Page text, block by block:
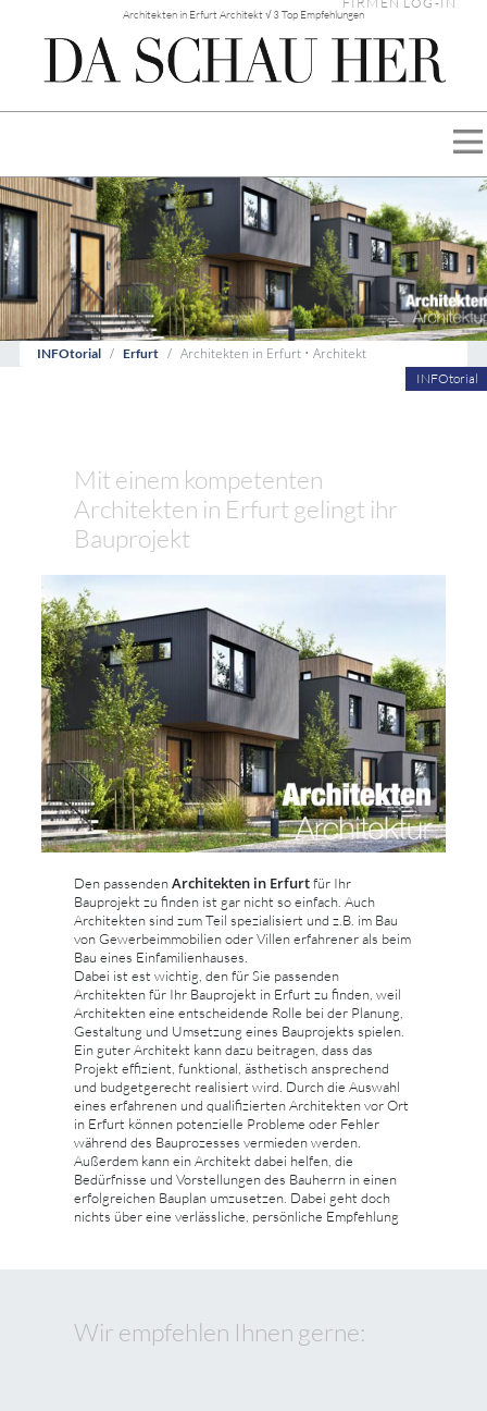
Architekten in Erfurt Architekt √ 3 Top Empfehlungen
INFOtorial Erfurt
Architekten in Erfurt • Architekt
INFOtorial
Mit einem kompetenten
Architekten in Erfurt gelingt ihr
Bauprojekt
Den passendenArchitekten in Erfurtfür Ihr
Bauprojekt zu finden ist gar nicht so einfach. Auch
Architekten sind zum Teil spezialisiert und z.B. im Bau
von Gewerbeimmobilien oder Villen erfahrener als beim
Bau eines Einfamilienhauses.
Dabei ist est wichtig, den für Sie passenden
Architekten für Ihr Bauprojekt in Erfurt zu finden, weil
Architekten eine entscheidende Rolle bei der Planung,
Gestaltung und Umsetzung eines Bauprojekts spielen.
Ein guter Architekt kann dazu beitragen, dass das
Projekt effizient, funktional, ästhetisch ansprechend
und budgetgerecht realisiert wird. Durch die Auswahl
eines erfahrenen und qualifizierten Architekten vor Ort
in Erfurt können potenzielle Probleme oder Fehler
während des Bauprozesses vermieden werden.
Außerdem kann ein Architekt dabei helfen, die
Bedürfnisse und Vorstellungen des Bauherrn in einen
erfolgreichen Bauplan umzusetzen. Dabei geht doch
nichts über eine verlässliche, persönliche Empfehlung
Wir empfehlen Ihnen gerne: